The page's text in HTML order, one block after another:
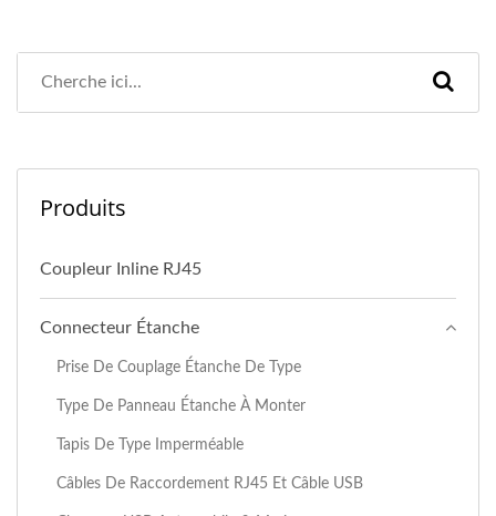
Produits
Coupleur Inline RJ45
Connecteur Étanche
Prise De Couplage Étanche De Type
Type De Panneau Étanche À Monter
Tapis De Type Imperméable
Câbles De Raccordement RJ45 Et Câble USB